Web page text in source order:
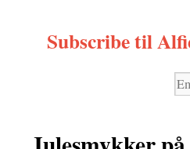
Subscribe til